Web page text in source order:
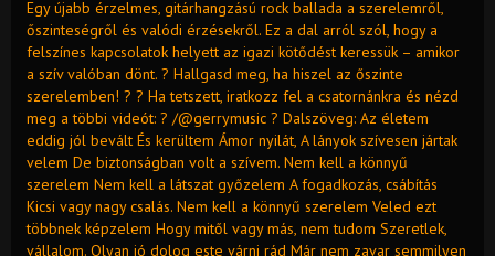
Egy újabb érzelmes, gitárhangzású rock ballada a szerelemről,
őszinteségről és valódi érzésekről. Ez a dal arról szól, hogy a
felszínes kapcsolatok helyett az igazi kötődést keressük – amikor
a szív valóban dönt. ? Hallgasd meg, ha hiszel az őszinte
szerelemben! ? ? Ha tetszett, iratkozz fel a csatornánkra és nézd
meg a többi videót: ? /@gerrymusic ? Dalszöveg: Az életem
eddig jól bevált És kerültem Ámor nyilát, A lányok szívesen jártak
velem De biztonságban volt a szívem. Nem kell a könnyű
szerelem Nem kell a látszat győzelem A fogadkozás, csábítás
Kicsi vagy nagy csalás. Nem kell a könnyű szerelem Veled ezt
többnek képzelem Hogy mitől vagy más, nem tudom Szeretlek,
vállalom. Olyan jó dolog este várni rád Már nem zavar semmilyen